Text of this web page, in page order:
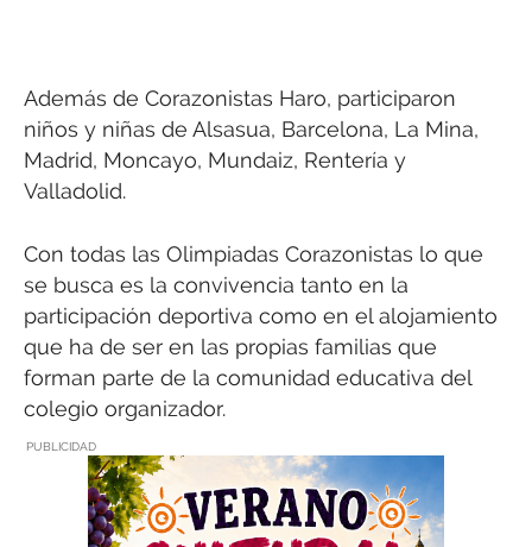
Además de Corazonistas Haro, participaron
niños y niñas de Alsasua, Barcelona, La Mina,
Madrid, Moncayo, Mundaiz, Rentería y
Valladolid.
Con todas las Olimpiadas Corazonistas lo que
se busca es la convivencia tanto en la
participación deportiva como en el alojamiento
que ha de ser en las propias familias que
forman parte de la comunidad educativa del
colegio organizador.
PUBLICIDAD